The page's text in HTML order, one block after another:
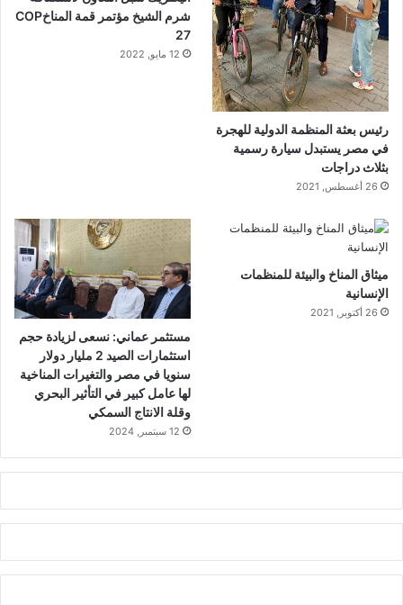
رئيس بعثة المنظمة الدولية للهجرة
في مصر يستبدل سيارة رسمية
بثلاث دراجات
26 أغسطس, 2021
شرم الشيخ مؤتمر قمة المناخCOP
27
12 مايو, 2022
ميثاق المناخ والبيئة للمنظمات
الإنسانية
26 أكتوبر, 2021
مستثمر عماني: نسعى لزيادة حجم
استثمارات الصيد 2 مليار دولار
سنويا في مصر والتغيرات المناخية
لها عامل كبير في التأثير البحري
وقلة الانتاج السمكي
12 سبتمبر, 2024